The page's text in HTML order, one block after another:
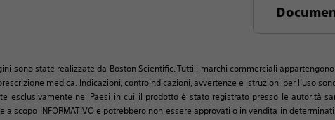
sono state realizzate da Boston Scientific. Tutti i marchi commerciali
medica. Indicazioni, controindicazioni, avvertenze e istruzioni per l’uso
esclusivamente nei Paesi in cui il prodotto è stato registrato presso le autorità
a scopo INFORMATIVO e potrebbero non essere approvati o in vendita in